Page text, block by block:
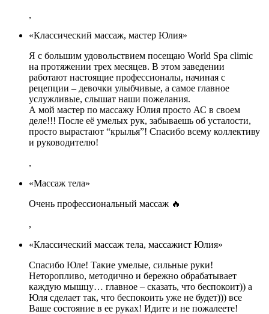
,
«Классический массаж, мастер Юлия»
Я с большим удовольствием посещаю World Spa climic
на протяжении трех месяцев. В этом заведении
работают настоящие профессионалы, начиная с
рецепции – девочки улыбчивые, а самое главное
услужливые, слышат наши пожелания.
А мой мастер по массажу Юлия просто АС в своем
деле!!! После её умелых рук, забываешь об усталости,
просто вырастают “крылья”! Спасибо всему коллективу
и руководителю!
,
«Массаж тела»
Очень профессиональный массаж 🔥
,
«Классический массаж тела, массажист Юлия»
Спасибо Юле! Такие умелые, сильные руки!
Неторопливо, методично и бережно обрабатывает
каждую мышцу… главное – сказать, что беспокоит)) а
Юля сделает так, что беспокоить уже не будет))) все
Ваше состояние в ее руках! Идите и не пожалеете!